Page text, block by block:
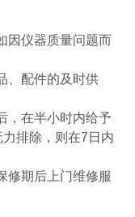
因仪器质量问题而
、配件的及时供
，在半小时内给予
排除，则在7日内
修期后上门维修服